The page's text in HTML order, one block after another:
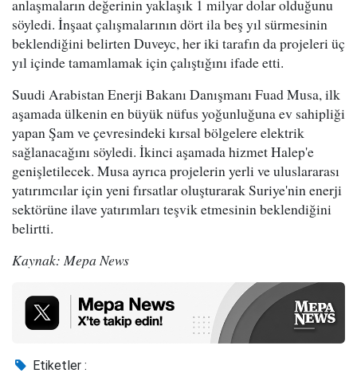
anlaşmaların değerinin yaklaşık 1 milyar dolar olduğunu
söyledi. İnşaat çalışmalarının dört ila beş yıl sürmesinin
beklendiğini belirten Duveyc, her iki tarafın da projeleri üç
yıl içinde tamamlamak için çalıştığını ifade etti.
Suudi Arabistan Enerji Bakanı Danışmanı Fuad Musa, ilk
aşamada ülkenin en büyük nüfus yoğunluğuna ev sahipliği
yapan Şam ve çevresindeki kırsal bölgelere elektrik
sağlanacağını söyledi. İkinci aşamada hizmet Halep'e
genişletilecek. Musa ayrıca projelerin yerli ve uluslararası
yatırımcılar için yeni fırsatlar oluşturarak Suriye'nin enerji
sektörüne ilave yatırımları teşvik etmesinin beklendiğini
belirtti.
Kaynak: Mepa News
Etiketler :